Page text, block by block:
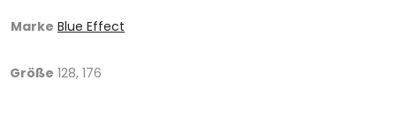
Marke Blue Effect
Größe 128, 176